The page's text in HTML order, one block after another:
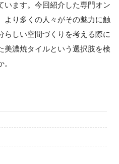
います。今回紹介した専門オン
より多くの人々がその魅力に触
らしい空間づくりを考える際に
美濃焼タイルという選択肢を検